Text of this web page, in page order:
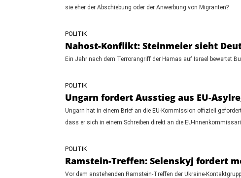
sie eher der Abschiebung oder der Anwerbung von Migranten?
POLITIK
Nahost-Konflikt: Steinmeier sieht
Ein Jahr nach dem Terrorangriff der Hamas auf Israel bewertet
POLITIK
Ungarn fordert Ausstieg aus EU-
Ungarn hat in einem Brief an die EU-Kommission offiziell
dass er sich in einem Schreiben direkt an die EU-
POLITIK
Ramstein-Treffen: Selenskyj fordert
Vor dem anstehenden Ramstein-Treffen der Ukraine-